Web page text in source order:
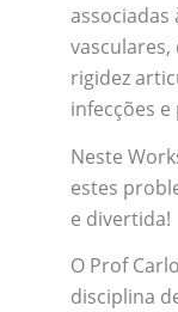
associadas
rigidez
infecções
Neste
estes
e divertida!
O Prof
disciplina